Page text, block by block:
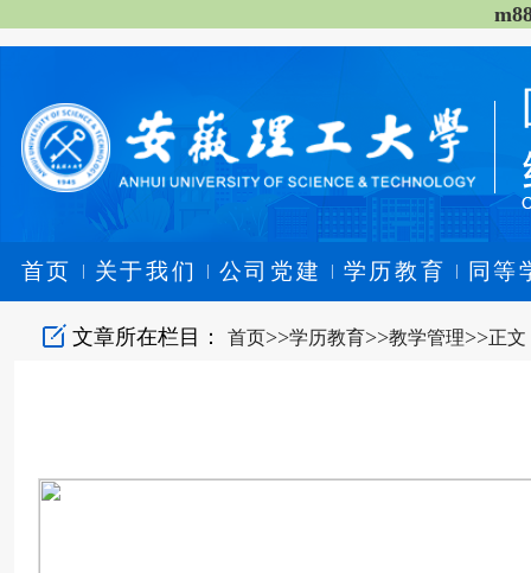
首页 | 关于我们 | 公司党建 | 学历教育 | 同等
文章所在栏目： 首页>>学历教育>>教学管理>>正文